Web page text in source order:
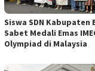
Siswa SDN Kabupaten
Sabet Medali Emas
Olympiad di Malaysia